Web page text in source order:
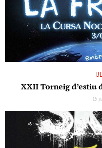
XXII Torneig d’estiu
15